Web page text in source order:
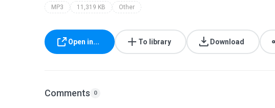
MP3 11,319 KB Other
Open in... To library Download
Comments 0